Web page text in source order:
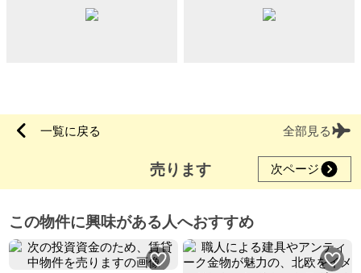
一覧に戻る 全部見る
売ります 次ページ
この物件に興味がある人へおすすめ